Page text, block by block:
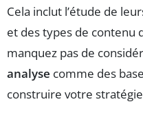
Cela inclut l’étude de
et des types de contenu
manquez pas de
analyse comme des
construire votre